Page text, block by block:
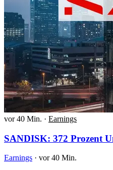
vor 40 Min. · Earnings
SANDISK: 372 Prozent
Earnings · vor 40 Min.